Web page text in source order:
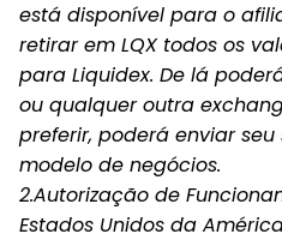
está disponível para o
retirar em LQX todos os
para Liquidex. De lá
ou qualquer outra
preferir, poderá enviar
modelo de negócios.
2.Autorização de
Estados Unidos da